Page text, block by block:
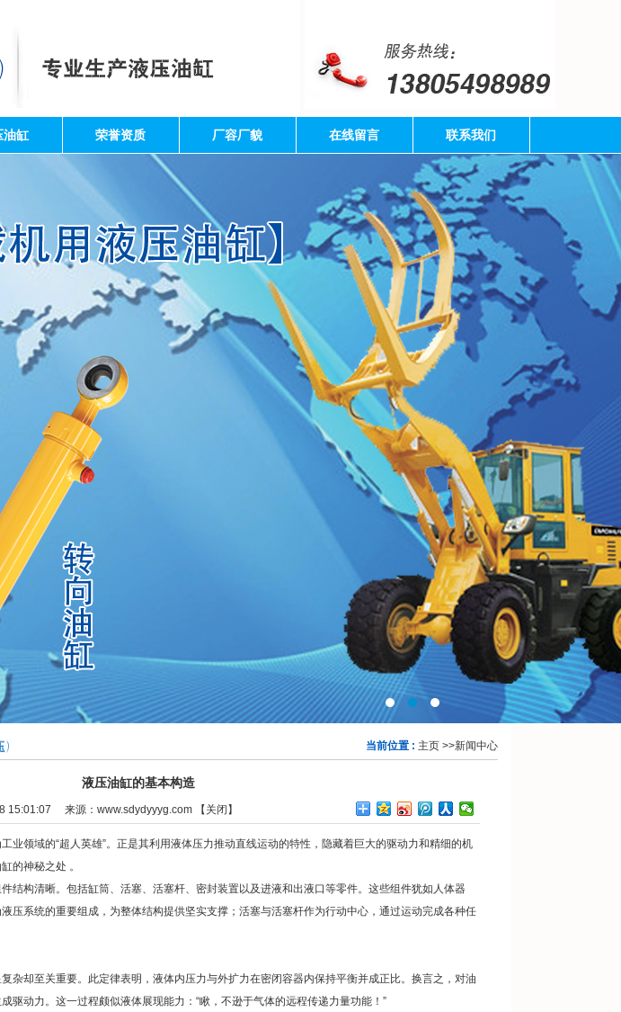
油缸 荣誉资质 厂容厂貌 在线留言 联系我们
当前位置 : 主页 >>新闻中心
液压油缸的基本构造
15:01:07 来源： www.sdydyyyg.com 【 关闭 】
领域的“超人英雄”。正是其利用液体压力推动直线运动的特性，隐藏着巨大的驱动力和精细的机
的神秘之处 。
构清晰。包括缸筒、活塞、活塞杆、密封装置以及进液和出液口等零件。这些组件犹如人体器
压系统的重要组成，为整体结构提供坚实支撑；活塞与活塞杆作为行动中心，通过运动完成各种任
却至关重要。此定律表明，液体内压力与外扩力在密闭容器内保持平衡并成正比。换言之，对油
驱动力。这一过程颇似液体展现能力：“瞅，不逊于气体的远程传递力量功能！”